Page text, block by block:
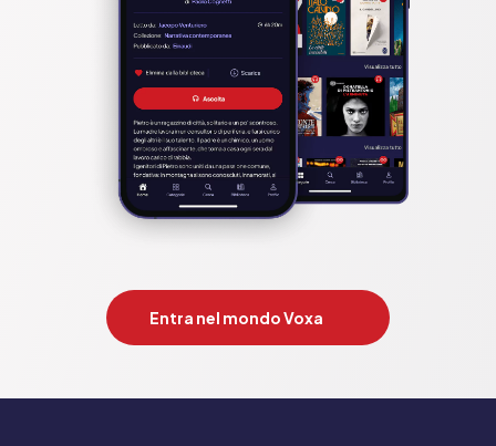
Entra nel mondo Voxa